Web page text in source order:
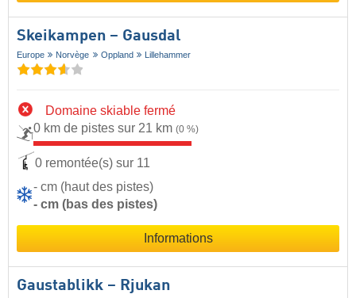
Skeikampen – Gausdal
Europe Norvège Oppland Lillehammer
Domaine skiable fermé
0 km de pistes sur 21 km (0 %)
0 remontée(s) sur 11
- cm (haut des pistes)
- cm (bas des pistes)
Informations
Gaustablikk – Rjukan